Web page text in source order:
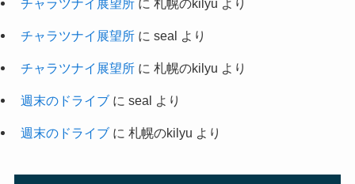
チャラツナイ展望所に 札幌のkilyu より
チャラツナイ展望所に seal より
チャラツナイ展望所に 札幌のkilyu より
週末のドライブに seal より
週末のドライブに 札幌のkilyu より